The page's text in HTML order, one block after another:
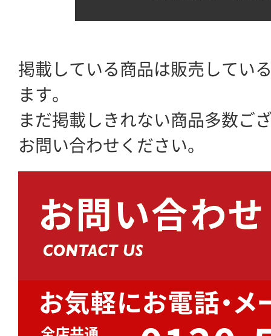
掲載している商品は販売してい
ます。
まだ掲載しきれない商品多数ご
お問い合わせください。